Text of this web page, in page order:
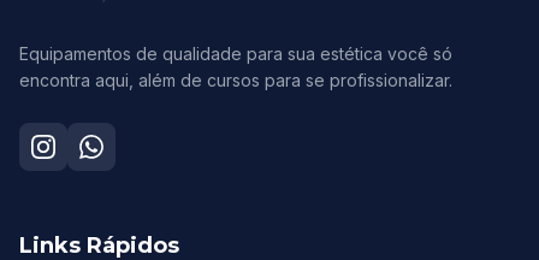
Equipamentos de qualidade para sua estética você só
encontra aqui, além de cursos para se profissionalizar.
Links Rápidos